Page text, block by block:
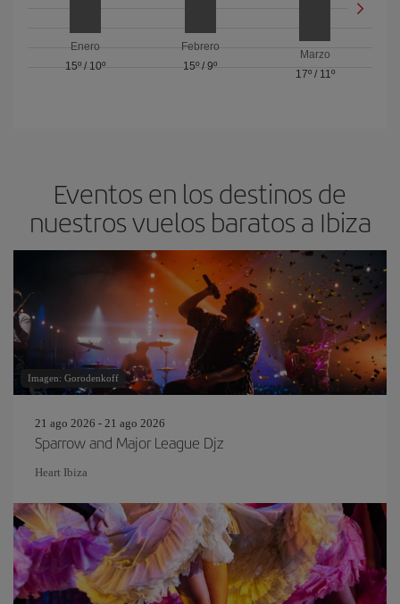
Enero
15º/ 10º
Febrero
15º / 9º
Marzo
17º/ 11º
Eventos en los destinos de
nuestros vuelos baratos a Ibiza
Imagen: Gorodenkoff
21 ago 2026 - 21 ago 2026
Sparrow and Major League Djz
Heart Ibiza